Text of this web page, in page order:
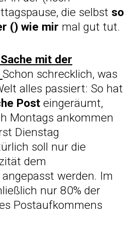
die selbst so
() wie mir mal gut tut.
mit der
Schon schrecklich, was
alles passiert: So hat
Post eingeräumt,
Montags ankommen
Dienstag
soll nur die
dem
werden. Im
nur 80% der
Postaufkommens